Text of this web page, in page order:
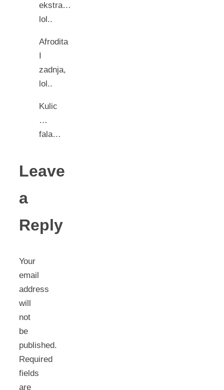
ekstra…
lol..
Afrodita
I
zadnja,
lol..
Kulic
…
fala…
Leave
a
Reply
Your
email
address
will
not
be
published.
Required
fields
are